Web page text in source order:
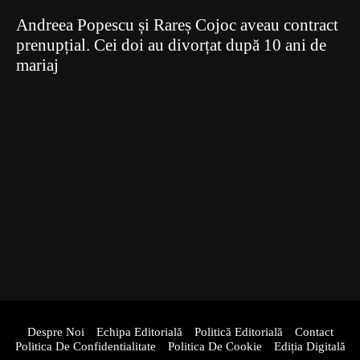
Andreea Popescu și Rareș Cojoc aveau contract
prenupțial. Cei doi au divorțat după 10 ani de
mariaj
Despre Noi Echipa Editorială Politică Editorială
Contact
Politica De Confidentialitate
Politica De Cookie Ediția Digitală